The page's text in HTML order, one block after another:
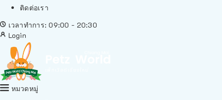
ติดต่อเรา
เวลาทำการ: 09:00 - 20:30
Login
หมวดหมู่